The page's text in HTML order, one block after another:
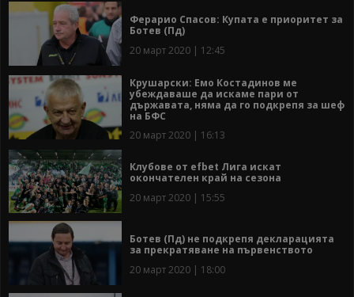
Ферарио Спасов: Купата е приоритет за
Ботев (Пд)
20 март 2020 | 12:45
Крушарски: Емо Костадинов ме
убеждаваше да искаме пари от
държавата, няма да го подкрепя за шеф
на БФС
20 март 2020 | 16:13
Клубове от efbet Лига искат
окончателен край на сезона
20 март 2020 | 15:55
Ботев (Пд) не подкрепя декларацията
за прекратяване на първенството
20 март 2020 | 18:00